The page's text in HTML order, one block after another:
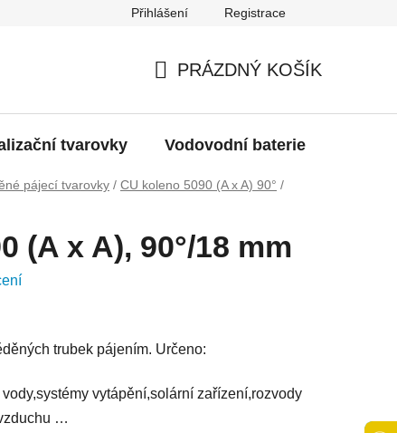
Přihlášení Registrace
KOŠÍK
PRÁZDNÝ KOŠÍK
tvarovky Vodovodní baterie
pájecí tvarovky / CU koleno 5090 (A x A) 90° /
(A x A), 90°/18 mm
trubek pájením. Určeno:
systémy vytápění,solární zařízení,rozvody
…